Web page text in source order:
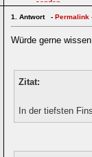
1. Antwort - Permalink
Würde gerne
Zitat:
In der tiefsten